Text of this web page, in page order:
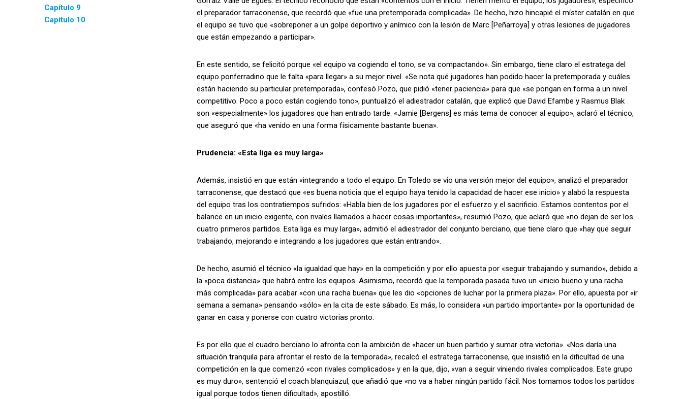
el preparador tarraconense, que recordó que «fue una pretemporada complicada». De hecho, hizo hincapié el míster catalán en que
el equipo se tuvo que «sobreponer a un golpe deportivo y anímico con la lesión de Marc [Peñarroya] y otras lesiones de jugadores
que están empezando a participar».
En este sentido, se felicitó porque «el equipo va cogiendo el tono, se va compactando». Sin embargo, tiene claro el estratega del
equipo ponferradino que le falta «para llegar» a su mejor nivel. «Se nota qué jugadores han podido hacer la pretemporada y cuáles
están haciendo su particular pretemporada», confesó Pozo, que pidió «tener paciencia» para que «se pongan en forma a un nivel
competitivo. Poco a poco están cogiendo tono», puntualizó el adiestrador catalán, que explicó que David Efambe y Rasmus Blak
son «especialmente» los jugadores que han entrado tarde. «Jamie [Bergens] es más tema de conocer al equipo», aclaró el técnico,
que aseguró que «ha venido en una forma físicamente bastante buena».
Prudencia: «Esta liga es muy larga»
Además, insistió en que están «integrando a todo el equipo. En Toledo se vio una versión mejor del equipo», analizó el preparador
tarraconense, que destacó que «es buena noticia que el equipo haya tenido la capacidad de hacer ese inicio» y alabó la respuesta
del equipo tras los contratiempos sufridos: «Habla bien de los jugadores por el esfuerzo y el sacrificio. Estamos contentos por el
balance en un inicio exigente, con rivales llamados a hacer cosas importantes», resumió Pozo, que aclaró que «no dejan de ser los
cuatro primeros partidos. Esta liga es muy larga», admitió el adiestrador del conjunto berciano, que tiene claro que «hay que seguir
trabajando, mejorando e integrando a los jugadores que están entrando».
De hecho, asumió el técnico «la igualdad que hay» en la competición y por ello apuesta por «seguir trabajando y sumando», debido a
la «poca distancia» que habrá entre los equipos. Asimismo, recordó que la temporada pasada tuvo un «inicio bueno y una racha
más complicada» para acabar «con una racha buena» que les dio «opciones de luchar por la primera plaza». Por ello, apuesta por «ir
semana a semana» pensando «sólo» en la cita de este sábado. Es más, lo considera «un partido importante» por la oportunidad de
ganar en casa y ponerse con cuatro victorias pronto.
Es por ello que el cuadro berciano lo afronta con la ambición de «hacer un buen partido y sumar otra victoria». «Nos daría una
situación tranquila para afrontar el resto de la temporada», recalcó el estratega tarraconense, que insistió en la dificultad de una
competición en la que comenzó «con rivales complicados» y en la que, dijo, «van a seguir viniendo rivales complicados. Este grupo
es muy duro», sentenció el coach blanquiazul, que añadió que «no va a haber ningún partido fácil. Nos tomamos todos los partidos
igual porque todos tienen dificultad», apostilló.
Capítulo 9
Capítulo 10